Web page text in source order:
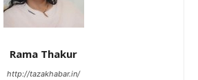
Rama Thakur
http://tazakhabar.in/